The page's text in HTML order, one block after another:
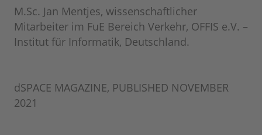
M.Sc. Jan Mentjes, wissenschaftlicher
Mitarbeiter im FuE Bereich Verkehr, OFFIS e.V. –
Institut für Informatik, Deutschland.
dSPACE MAGAZINE, PUBLISHED NOVEMBER
2021